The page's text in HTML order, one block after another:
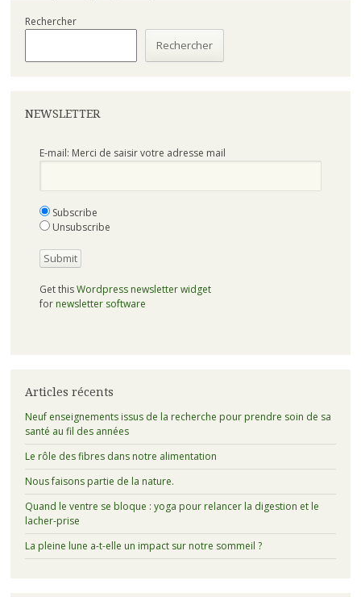
Rechercher
Rechercher
NEWSLETTER
E-mail: Merci de saisir votre adresse mail
Subscribe
Unsubscribe
Get thisWordpress newsletter widget
for newsletter software
Articles récents
Neuf enseignements issus de la recherche pour prendre soin de sa
santé au fil des années
Le rôle des fibres dans notre alimentation
Nous faisons partie de la nature.
Quand le ventre se bloque : yoga pour relancer la digestion et le
lacher-prise
La pleine lune a-t-elle un impact sur notre sommeil ?